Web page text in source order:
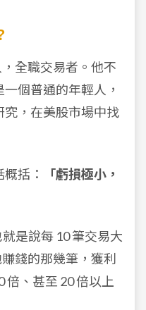
全職交易者。他不
個普通的年輕人，
，在美股市場中找
括：
「虧損極小，
是說每 10 筆交易大
錢的那幾筆，獲利
倍、甚至 20 倍以上